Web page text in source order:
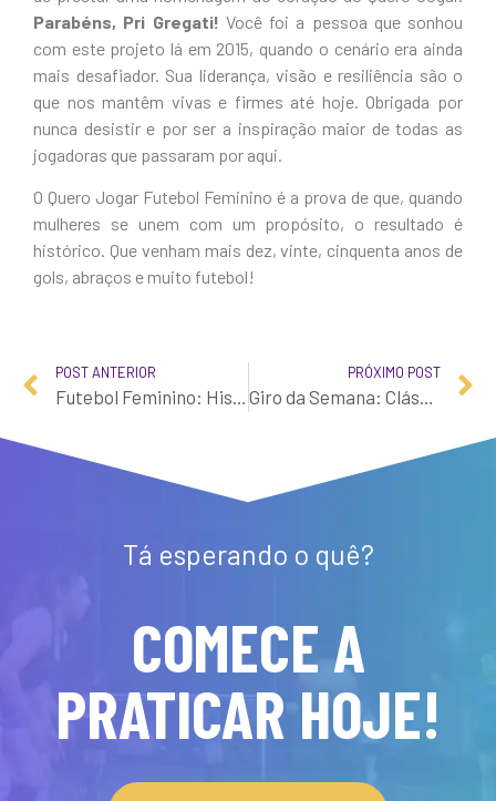
Parabéns, Pri Gregati! Você foi a pessoa que sonhou
com este projeto lá em 2015, quando o cenário era ainda
mais desafiador. Sua liderança, visão e resiliência são o
que nos mantêm vivas e firmes até hoje. Obrigada por
nunca desistir e por ser a inspiração maior de todas as
jogadoras que passaram por aqui.
O Quero Jogar Futebol Feminino é a prova de que, quando
mulheres se unem com um propósito, o resultado é
histórico. Que venham mais dez, vinte, cinquenta anos de
gols, abraços e muito futebol!
POST ANTERIOR
Futebol Feminino: Histórias de Força e Superação no Brasil
PRÓXIMO POST
Giro da Semana: Clássicos Definidos na Copa do Brasil e o Agito no Brasileirão
Tá esperando o quê?
COMECE A
PRATICAR HOJE!